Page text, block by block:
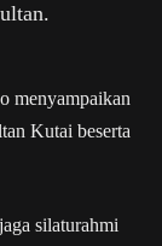
menyampaikan
Kutai beserta
silaturahmi